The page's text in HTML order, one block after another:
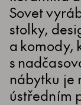
Sovet
stolky,
a komody,
s
nábytku je
ústředním